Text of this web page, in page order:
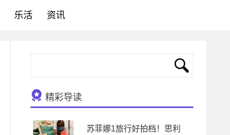
乐活 资讯
精彩导读
苏菲娜1旅行好拍档！思利